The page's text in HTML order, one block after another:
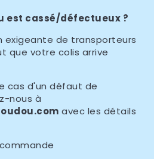
est cassé/défectueux ?
exigeante de transporteurs
que votre colis arrive
cas d'un défaut de
nous à
.com avec les détails